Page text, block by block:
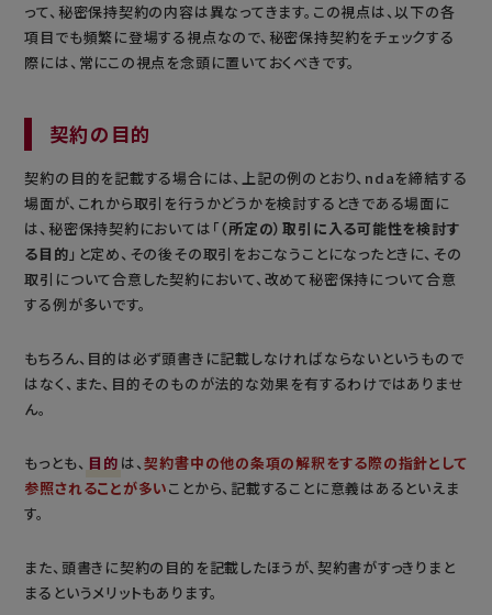
って、秘密保持契約の内容は異なってきます。この視点は、以下の各
項目でも頻繁に登場する視点なので、秘密保持契約をチェックする
際には、常にこの視点を念頭に置いておくべきです。
契約の目的
契約の目的を記載する場合には、上記の例のとおり、ndaを締結する
場面が、これから取引を行うかどうかを検討するときである場面に
は、秘密保持契約においては「（所定の）取引に入る可能性を検討す
る目的 」と定め、その後その取引をおこなうことになったときに、その
取引について合意した契約において、改めて秘密保持について合意
する例が多いです。
もちろん、目的は必ず頭書きに記載しなければならないというもので
はなく、また、目的そのものが法的な効果を有するわけではありませ
ん。
もっとも、 目的 は、契約書中の他の条項の解釈をする際の指針として
参照されることが多いことから、記載することに意義はあるといえま
す。
また、頭書きに契約の目的を記載したほうが、契約書がすっきりまと
まるというメリットもあります。